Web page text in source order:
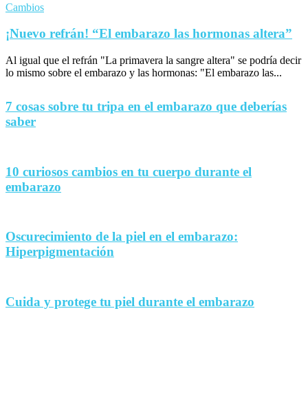
Cambios
¡Nuevo refrán! “El embarazo las hormonas altera”
Al igual que el refrán "La primavera la sangre altera" se podría decir
lo mismo sobre el embarazo y las hormonas: "El embarazo las...
7 cosas sobre tu tripa en el embarazo que deberías
saber
10 curiosos cambios en tu cuerpo durante el
embarazo
Oscurecimiento de la piel en el embarazo:
Hiperpigmentación
Cuida y protege tu piel durante el embarazo